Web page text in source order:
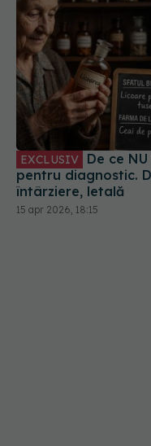
EXCLUSIV De ce NU trebuie să te bazezi pe AI
pentru diagnostic.
întârziere, letală
15 apr 2026, 18:15